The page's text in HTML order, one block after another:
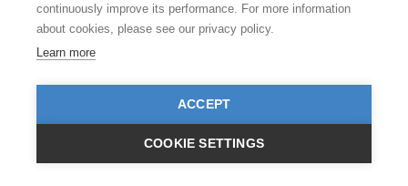
IBAN: CH17 0900 0000 8770 0700 7, PostFinance CHF
IBAN: CH22 8080 8001 5799 0350 4, Raiffeisenbank CHF
© TIR / Impressum und Datenschutz
continuously improve its performance. For more information
about cookies, please see our privacy policy.
Learn more
ACCEPT
COOKIE SETTINGS